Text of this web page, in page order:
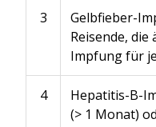
3
Gelbfieber-
Reisende,
Impfung für
4
Hepatitis-B-
(> 1 Monat)